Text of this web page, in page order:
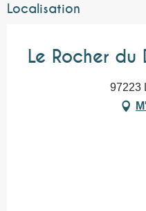
Localisation
Le Rocher du
97223